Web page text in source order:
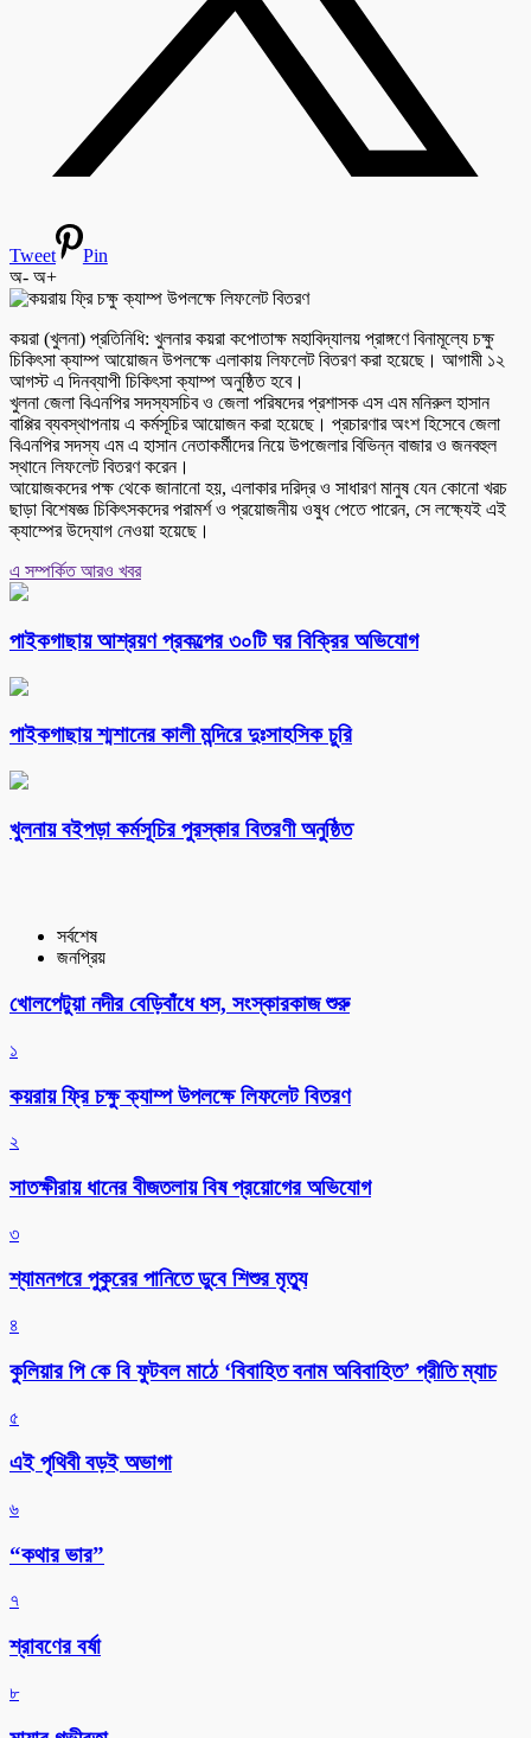
Tweet
Pin
অ- অ+
কয়রা (খুলনা) প্রতিনিধি: খুলনার কয়রা কপোতাক্ষ মহাবিদ্যালয় প্রাঙ্গণে বিনামূল্যে চক্ষু
চিকিৎসা ক্যাম্প আয়োজন উপলক্ষে এলাকায় লিফলেট বিতরণ করা হয়েছে। আগামী ১২
আগস্ট এ দিনব্যাপী চিকিৎসা ক্যাম্প অনুষ্ঠিত হবে।
খুলনা জেলা বিএনপির সদস্যসচিব ও জেলা পরিষদের প্রশাসক এস এম মনিরুল হাসান
বাপ্পির ব্যবস্থাপনায় এ কর্মসূচির আয়োজন করা হয়েছে। প্রচারণার অংশ হিসেবে জেলা
বিএনপির সদস্য এম এ হাসান নেতাকর্মীদের নিয়ে উপজেলার বিভিন্ন বাজার ও জনবহুল
স্থানে লিফলেট বিতরণ করেন।
আয়োজকদের পক্ষ থেকে জানানো হয়, এলাকার দরিদ্র ও সাধারণ মানুষ যেন কোনো খরচ
ছাড়া বিশেষজ্ঞ চিকিৎসকদের পরামর্শ ও প্রয়োজনীয় ওষুধ পেতে পারেন, সে লক্ষ্যেই এই
ক্যাম্পের উদ্যোগ নেওয়া হয়েছে।
এ সম্পর্কিত আরও খবর
পাইকগাছায় আশ্রয়ণ প্রকল্পের ৩০টি ঘর বিক্রির অভিযোগ
পাইকগাছায় শ্মশানের কালী মন্দিরে দুঃসাহসিক চুরি
খুলনায় বইপড়া কর্মসূচির পুরস্কার বিতরণী অনুষ্ঠিত
সর্বশেষ
জনপ্রিয়
খোলপেটুয়া নদীর বেড়িবাঁধে ধস, সংস্কারকাজ শুরু
১
কয়রায় ফ্রি চক্ষু ক্যাম্প উপলক্ষে লিফলেট বিতরণ
২
সাতক্ষীরায় ধানের বীজতলায় বিষ প্রয়োগের অভিযোগ
৩
শ্যামনগরে পুকুরের পানিতে ডুবে শিশুর মৃত্যু
৪
কুলিয়ার পি কে বি ফুটবল মাঠে ‘বিবাহিত বনাম অবিবাহিত’ প্রীতি ম্যাচ
৫
এই পৃথিবী বড়ই অভাগা
৬
“কথার ভার”
৭
শ্রাবণের বর্ষা
৮